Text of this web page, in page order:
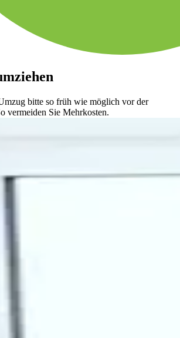
bitte so früh wie möglich vor der
vermeiden Sie Mehrkosten.